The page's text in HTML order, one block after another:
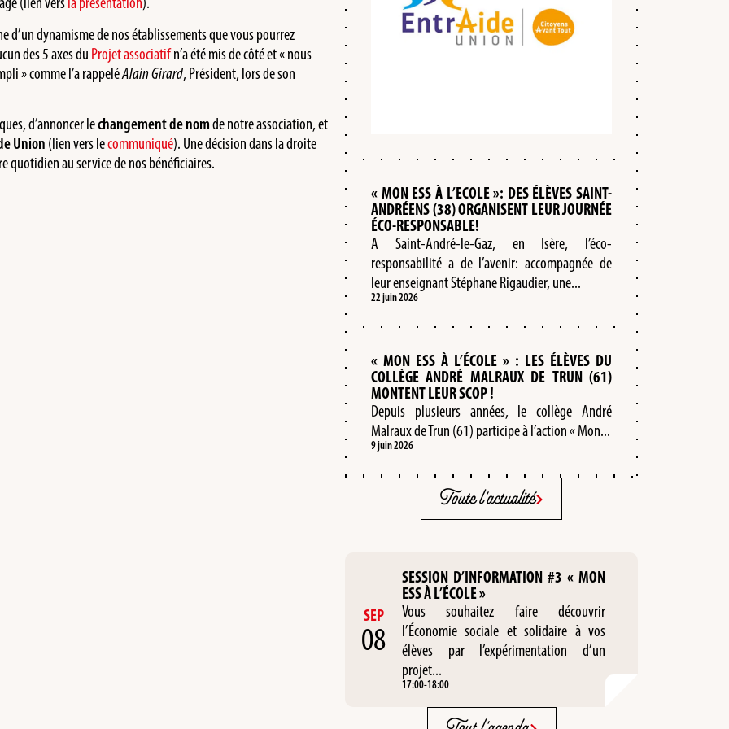
d’un dynamisme de nos établissements que vous pourrez
des 5 axes du Projet associatifn’a été mis de côté et « nous
» comme l’a rappeléAlain Girard, Président, lors de son
d’annoncer lechangement de nomde notre association, et
Union (lien vers lecommuniqué). Une décision dans la droite
quotidien au service de nos bénéficiaires.
« MON ESS À L’ECOLE »: DES ÉLÈVES SAINT-
ANDRÉENS (38) ORGANISENT LEUR JOURNÉE
ÉCO-RESPONSABLE!
A Saint-André-le-Gaz, en Isère, l’éco-
responsabilité a de l’avenir: accompagnée de
leur enseignant Stéphane Rigaudier, une...
22 juin 2026
« MON ESS À L’ÉCOLE » : LES ÉLÈVES DU
COLLÈGE ANDRÉ MALRAUX DE TRUN (61)
MONTENT LEUR SCOP !
Depuis plusieurs années, le collège André
Malraux de Trun (61) participe à l’action « Mon...
9 juin 2026
Toute l'actualité
SEP
08
SESSION D’INFORMATION #3 « MON
ESS À L’ÉCOLE »
Vous souhaitez faire découvrir
l’Économie sociale et solidaire à vos
élèves par l’expérimentation d’un
projet...
17:00-18:00